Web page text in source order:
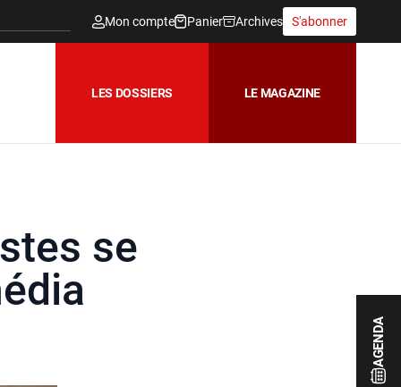
AGENDA
Mon compte Panier Archives S'abonner
LES DOSSIERS LE MAGAZINE
se